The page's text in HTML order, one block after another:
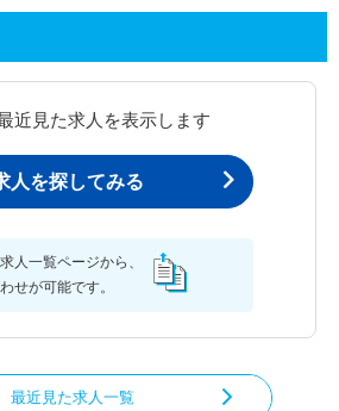
近見た求人を表示します
人を探してみる
人一覧ページから、
せが可能です。
最近見た求人一覧